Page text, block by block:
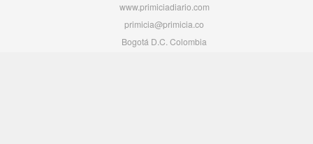
www.primiciadiario.com
primicia@primicia.co
Bogotá D.C. Colombia